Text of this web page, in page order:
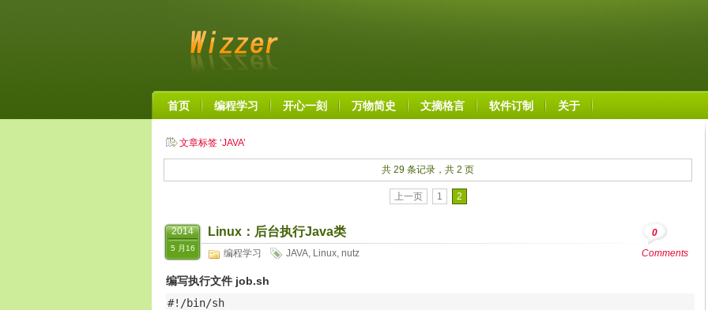
首页 编程学习 开心一刻 万物简史 文摘格言 软件订制 关于
文章标签 ‘JAVA’
共 29 条记录，共 2 页
上一页 1 2
2014
5 月16
Linux：后台执行Java类
编程学习 JAVA, Linux, nutz
0
Comments
编写执行文件 job.sh
#!/bin/sh